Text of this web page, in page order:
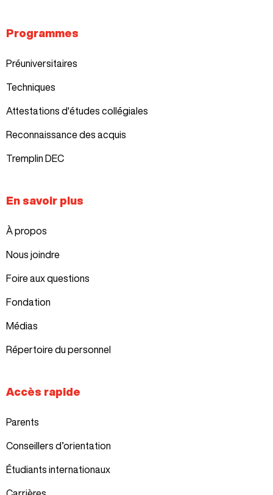
Programmes
Préuniversitaires
Techniques
Attestations d'études collégiales
Reconnaissance des acquis
Tremplin DEC
En savoir plus
À propos
Nous joindre
Foire aux questions
Fondation
Médias
Répertoire du personnel
Accès rapide
Parents
Conseillers d’orientation
Étudiants internationaux